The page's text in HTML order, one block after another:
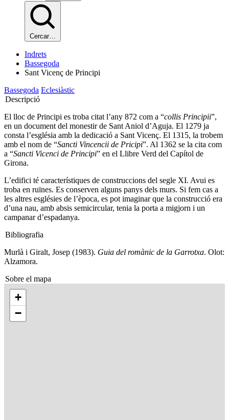
Cercar…
Indrets
Bassegoda
Sant Vicenç de Principi
Bassegoda Eclesiàstic
Descripció
El lloc de Principi es troba citat l’any 872 com a “collis Principii”,
en un document del monestir de Sant Aniol d’Aguja. El 1279 ja
consta l’església amb la dedicació a Sant Vicenç. El 1315, la trobem
amb el nom de “Sancti Vincencii de Pricipi”. Al 1362 se la cita com
a “Sancti Vicenci de Principi” en el Llibre Verd del Capítol de
Girona.
L’edifici té característiques de construccions del segle XI. Avui es
troba en ruïnes. Es conserven alguns panys dels murs. Si fem cas a
les altres esglésies de l’època, es pot imaginar que la construcció era
d’una nau, amb absis semicircular, tenia la porta a migjorn i un
campanar d’espadanya.
Bibliografia
Murlà i Giralt, Josep (1983). Guia del romànic de la Garrotxa. Olot:
Alzamora.
Sobre el mapa
+
−